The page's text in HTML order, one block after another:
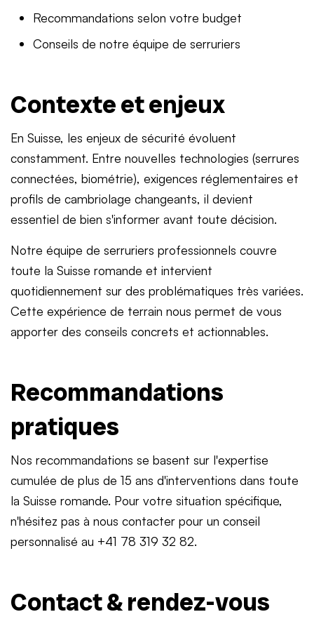
Recommandations selon votre budget
Conseils de notre équipe de serruriers
Contexte et enjeux
En Suisse, les enjeux de sécurité évoluent
constamment. Entre nouvelles technologies (serrures
connectées, biométrie), exigences réglementaires et
profils de cambriolage changeants, il devient
essentiel de bien s'informer avant toute décision.
Notre équipe de serruriers professionnels couvre
toute la Suisse romande et intervient
quotidiennement sur des problématiques très variées.
Cette expérience de terrain nous permet de vous
apporter des conseils concrets et actionnables.
Recommandations
pratiques
Nos recommandations se basent sur l'expertise
cumulée de plus de 15 ans d'interventions dans toute
la Suisse romande. Pour votre situation spécifique,
n'hésitez pas à nous contacter pour un conseil
personnalisé au +41 78 319 32 82.
Contact & rendez-vous